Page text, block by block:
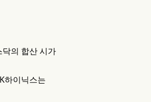
의 합산 시가
하이닉스는